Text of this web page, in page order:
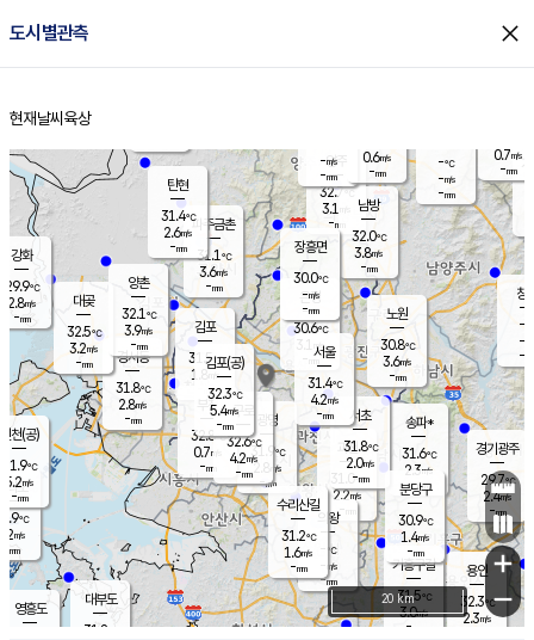
도시별관측 close
홈
현재날씨 육상
의도
℃
m/s
mm
영흥도
양주
32.7℃
3.1
-mm
과천
31.0℃
2.2m/s
- mm
용인
32.3℃
2.3m/s
경기광주
29.7℃
2.4m/s
-mm
대부도
31.8
경서동
31.8℃
2.8m/s
-mm
파주금촌
31.1℃
3.6m/s
-mm
-℃
-m/s
-mm
대곶
32.5℃
3.2m/s
-mm
창
-
-m/
-
탄현
31.4℃
2.6m/s
-mm
0.7m/s
-mm
의왕
- ℃
-m/s
-mm
김포
31.5℃
1.8 m/s
mm
광명
31.9 ℃
2.8 m/s
-mm
부천
32.8℃
0.7m/s
-mm
양촌
32.1℃
3.9m/s
-mm
구로
32.6℃
4.2m/s
-mm
은평
30.6℃
3.1 m/s
- mm
노원
30.8℃
3.6m/s
-mm
송파*
31.6℃
2.3m/s
-mm
서초
31.8℃
2.0m/s
-mm
남방
32.0℃
3.8m/s
-mm
기흥구갈
31.5℃
3.0m/s
-
수리산길
31.2℃
1.6m/s
-mm
분당구
30.9℃
1.4m/s
-mm
장흥면
30.0℃
-m/s
-mm
-m/s
-mm
강화
29.9℃
2.8m/s
-mm
인천(공)
31.9℃
5.2m/s
-mm
김포(공)
32.3℃
5.4m/s
-mm
서울
31.4℃
4.2m/s
-mm
0.6m/s
-mm
+
−
20 km